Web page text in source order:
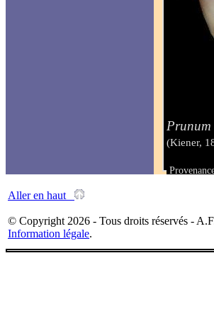
(Kiener,
Aller en haut
© Copyright 2026 - Tous droits réservés -
Information légale.